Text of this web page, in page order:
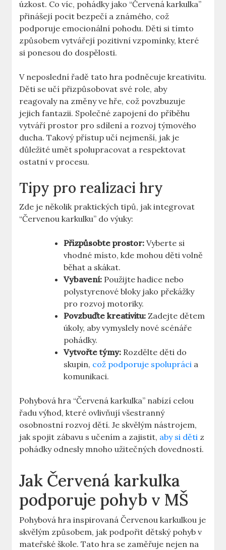
úzkost. Co víc, pohádky jako “Červená ⁤karkulka”
přinášejí pocit‌ bezpečí a známého, ‌což
podporuje emocionální pohodu. Děti‌ si ​tímto
⁤způsobem vytvářejí‍ pozitivní vzpomínky, ​které
si ponesou do ⁣dospělosti.
V neposlední řadě tato hra podněcuje kreativitu.
Děti se ⁤učí přizpůsobovat ‌své role, aby
reagovaly na změny ve hře, což povzbuzuje
jejich fantazii. Společné zapojení‌ do příběhu
‌vytváří prostor pro sdílení​ a rozvoj týmového⁢
ducha. Takový⁢ přístup⁢ učí nejmenší, jak je
důležité umět spolupracovat a respektovat
ostatní v ‍procesu.
Tipy pro realizaci hry
Zde⁣ je⁣ několik praktických tipů, jak integrovat
“Červenou⁢ karkulku” do ⁢výuky:
Přizpůsobte prostor: Vyberte ‌si
vhodné místo, kde mohou děti volně⁤
běhat a skákat.
Vybavení: Použijte hadice nebo
polystyrenové bloky jako překážky
pro rozvoj ‌motoriky.
Povzbuďte kreativitu: ⁤Zadejte dětem
úkoly,‌ aby⁤ vymyslely nové ‌scénáře
pohádky.
Vytvořte týmy: Rozdělte děti ​do
skupin, což podporuje spolupráci a
⁢komunikaci.
Pohybová hra “Červená karkulka” nabízí celou
řadu výhod, které ovlivňují všestranný
osobnostní rozvoj dětí. Je ⁣skvělým nástrojem,
jak ‍spojit ‌zábavu s učením ‌a zajistit, aby si děti ​z
pohádky ⁤odnesly mnoho​ užitečných dovedností.
Jak Červená karkulka
podporuje ​pohyb v MŠ
Pohybová hra⁣ inspirovaná Červenou karkulkou⁣ je
skvělým způsobem,‍ jak​ podpořit‌ dětský pohyb ⁣v
mateřské škole. Tato hra se zaměřuje⁤ nejen na